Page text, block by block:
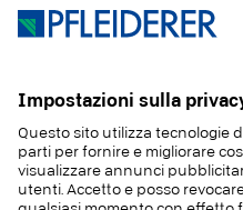
PRODOTTI
APPLICAZIONI
SOSTENIBILITA